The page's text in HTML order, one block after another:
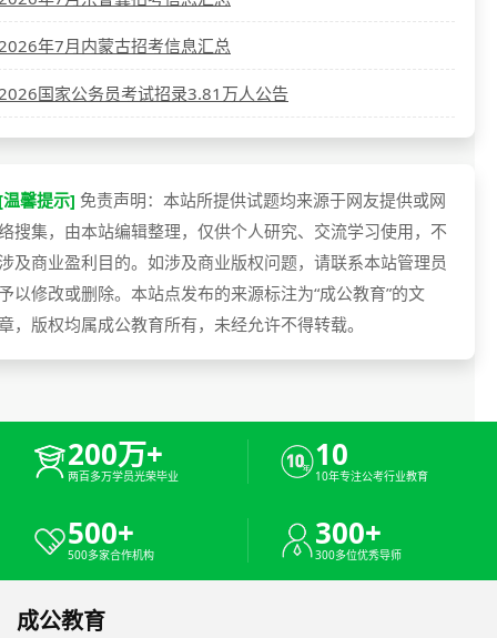
年7月内蒙古招考信息汇总
国家公务员考试招录3.81万人公告
馨提示] 免责声明：本站所提供试题均来源于网友提供或网
搜集，由本站编辑整理，仅供个人研究、交流学习使用，不
及商业盈利目的。如涉及商业版权问题，请联系本站管理员
以修改或删除。本站点发布的来源标注为“成公教育”的文
，版权均属成公教育所有，未经允许不得转载。
200万+
两百多万学员光荣毕业
10
10年专注公考行业教育
500+
500多家合作机构
300+
300多位优秀导师
成公教育